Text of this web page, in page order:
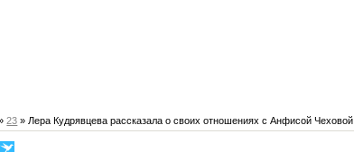
23 » Лера Кудрявцева рассказала о своих отношениях с Анфисой Чеховой